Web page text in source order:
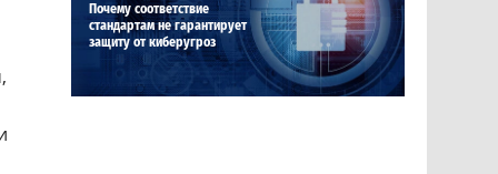
Почему соответствие
стандартам не гарантирует
защиту от киберугроз